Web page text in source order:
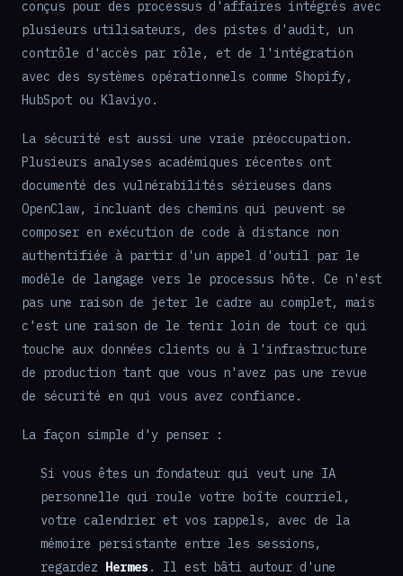
conçus pour des processus d'affaires intégrés avec
plusieurs utilisateurs, des pistes d'audit, un
contrôle d'accès par rôle, et de l'intégration
avec des systèmes opérationnels comme Shopify,
HubSpot ou Klaviyo.
La sécurité est aussi une vraie préoccupation.
Plusieurs analyses académiques récentes ont
documenté des vulnérabilités sérieuses dans
OpenClaw, incluant des chemins qui peuvent se
composer en exécution de code à distance non
authentifiée à partir d'un appel d'outil par le
modèle de langage vers le processus hôte. Ce n'est
pas une raison de jeter le cadre au complet, mais
c'est une raison de le tenir loin de tout ce qui
touche aux données clients ou à l'infrastructure
de production tant que vous n'avez pas une revue
de sécurité en qui vous avez confiance.
La façon simple d'y penser :
Si vous êtes un fondateur qui veut une IA
personnelle qui roule votre boîte courriel,
votre calendrier et vos rappels, avec de la
mémoire persistante entre les sessions,
regardez Hermes . Il est bâti autour d'une